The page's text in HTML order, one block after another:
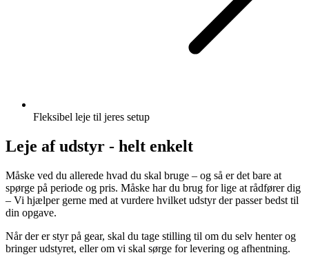
Fleksibel leje til jeres setup
Leje af udstyr - helt enkelt
Måske ved du allerede hvad du skal bruge – og så er det bare at
spørge på periode og pris. Måske har du brug for lige at rådfører dig
– Vi hjælper gerne med at vurdere hvilket udstyr der passer bedst til
din opgave.
Når der er styr på gear, skal du tage stilling til om du selv henter og
bringer udstyret, eller om vi skal sørge for levering og afhentning.